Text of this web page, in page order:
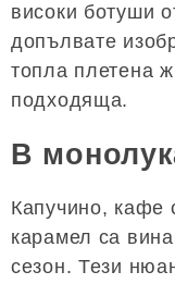
високи ботуши
допълвате
топла плетена
подходяща.
В
Капучино, кафе
карамел са
сезон. Тези